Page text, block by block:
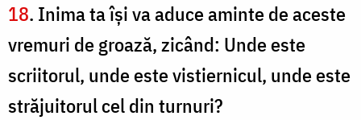
18. Inima ta îşi va aduce aminte de aceste
vremuri de groază, zicând: Unde este
scriitorul, unde este vistiernicul, unde este
străjuitorul cel din turnuri?